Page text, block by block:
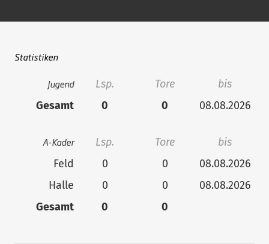
Statistiken
Jugend Lsp. Tore
bis
Gesamt
0 0 08.08.2026
A-Kader Lsp. Tore
bis
Feld
0 0
08.08.2026
Halle
0 0
08.08.2026
Gesamt
0 0